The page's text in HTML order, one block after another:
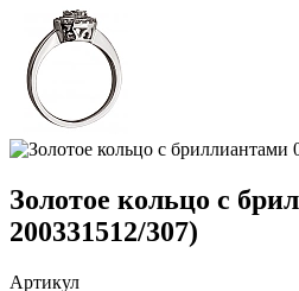
Золотое кольцо с
200331512/307)
Артикул